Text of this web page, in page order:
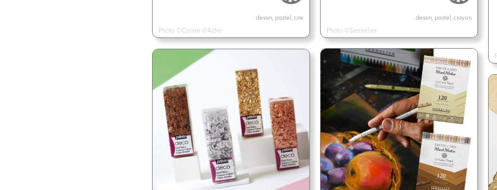
dessin, pastel, cire
Photo ©Caran d'Ache
dessin, pastel, crayon
Photo ©Sennelier